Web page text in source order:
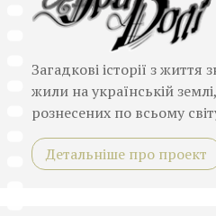
Загадкові історії з
жили на українській
рознесених по всьому
Детальніше про проект